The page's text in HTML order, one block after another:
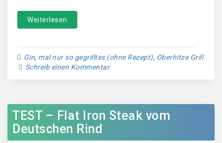
Weiterlesen
Gin, mal nur so gegrilltes (ohne Rezept), Oberhitze Grill
Schreib einen Kommentar
TEST – Flat Iron Steak vom
Deutschen Rind